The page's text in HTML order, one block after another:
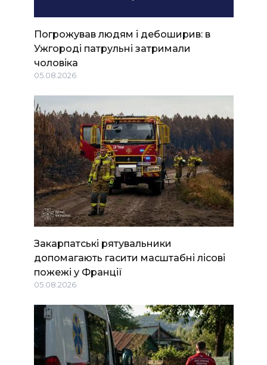
Погрожував людям і дебоширив: в
Ужгороді патрульні затримали
чоловіка
05.08.2026
Закарпатські рятувальники
допомагають гасити масштабні лісові
пожежі у Франції
05.08.2026